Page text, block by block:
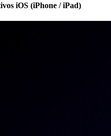
iOS (iPhone / iPad)